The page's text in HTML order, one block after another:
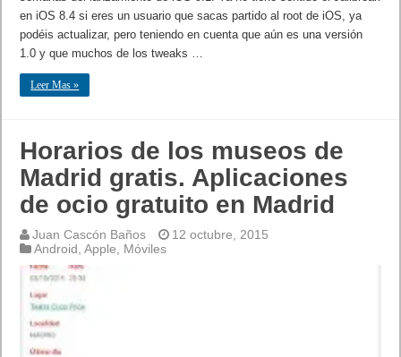
en iOS 8.4 si eres un usuario que sacas partido al root de iOS, ya
podéis actualizar, pero teniendo en cuenta que aún es una versión
1.0 y que muchos de los tweaks …
Leer Mas »
Horarios de los museos de
Madrid gratis. Aplicaciones
de ocio gratuito en Madrid
Juan Cascón Baños
12 octubre, 2015
Android ,Apple Móviles